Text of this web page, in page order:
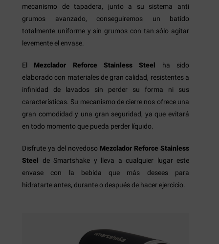
mecanismo de tapadera, junto a su sistema anti
grumos avanzado, conseguiremos un batido
totalmente uniforme y sin grumos con tan sólo agitar
levemente el envase.
El Mezclador Reforce Stainless Steel ha sido
elaborado con materiales de gran calidad, resistentes a
infinidad de lavados sin perder su forma ni sus
características. Su mecanismo de cierre nos ofrece una
gran comodidad y una gran seguridad, ya que evitará
en todo momento que pueda perder líquido.
Disfrute ya del novedoso Mezclador Reforce Stainless
Steel de Smartshake y lleva a cualquier lugar este
envase con la bebida que más desees para
hidratarte antes, durante o después de hacer ejercicio.